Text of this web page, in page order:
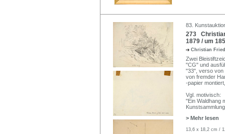
83.
273
1879 / um
Christian
Zwei
"CG" und
"33", verso von
von fremder
-papier
Vgl. motivisch:
"Ein Waldhang
> Mehr lesen
13,6 x 18,2 cm /